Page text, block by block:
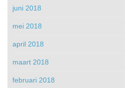
juni 2018
mei 2018
april 2018
maart 2018
februari 2018